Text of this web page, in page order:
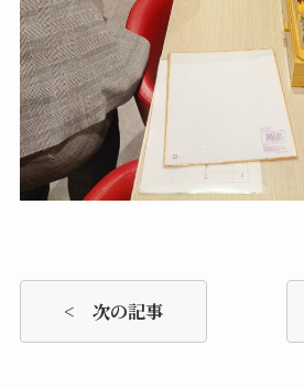
< 次の記事